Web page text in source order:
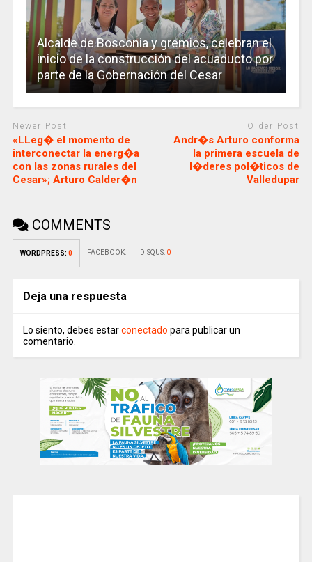
Alcalde de Bosconia y gremios, celebran el
inicio de la construcción del acuaducto por
parte de la Gobernación del Cesar
Newer Post
«LLeg� el momento de
interconectar la energ�a
con las zonas rurales del
Cesar»; Arturo Calder�n
Older Post
Andr�s Arturo conforma
la primera escuela de
l�deres pol�ticos de
Valledupar
COMMENTS
WORDPRESS: 0 FACEBOOK: DISQUS: 0
Deja una respuesta
Lo siento, debes estarconectado para publicar un
comentario.